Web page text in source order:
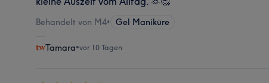
Behandelt von M4• Gel Maniküre
Tamara•vor 10 Tagen